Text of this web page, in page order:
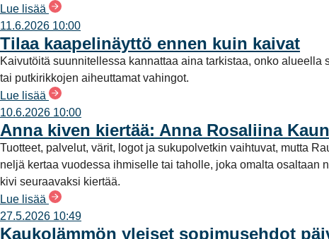
Lue lisää
11.6.2026 10:00
Tilaa kaapelinäyttö ennen kuin kaivat
Kaivutöitä suunnitellessa kannattaa aina tarkistaa, onko
tai putkirikkojen aiheuttamat vahingot.
Lue lisää
10.6.2026 10:00
Anna kiven kiertää: Anna Rosaliina
Tuotteet, palvelut, värit, logot ja sukupolvetkin vaihtuvat, mutta
neljä kertaa vuodessa ihmiselle tai taholle, joka omalta
kivi seuraavaksi kiertää.
Lue lisää
27.5.2026 10:49
Kaukolämmön yleiset sopimusehdot